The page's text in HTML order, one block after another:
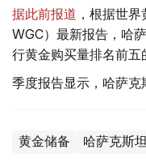
据此前报道 ，根据世
WGC）最新报告，哈
行黄金购买量排名前五
季度报告显示，哈萨克
黄金储备 哈萨克斯坦